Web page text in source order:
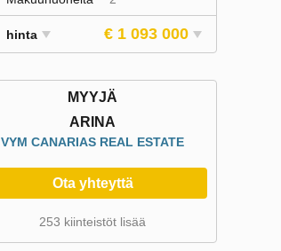
hinta € 1 093 000
MYYJÄ
ARINA
VYM CANARIAS REAL ESTATE
Ota yhteyttä
253 kiinteistöt lisää